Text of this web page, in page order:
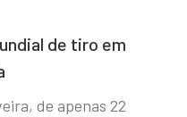
de tiro em
de apenas 22